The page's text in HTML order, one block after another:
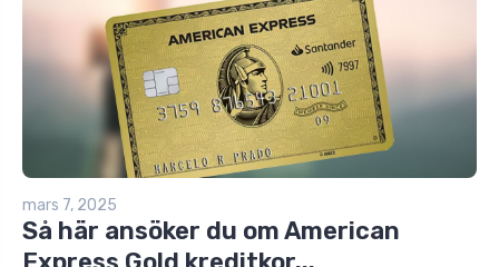
mars 7, 2025
Så här ansöker du om American